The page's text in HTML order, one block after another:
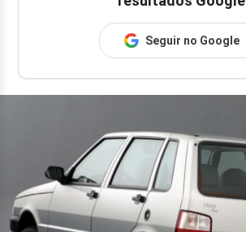
Seguir no Google